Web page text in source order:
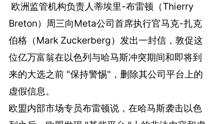
欧洲监管机构负责人蒂埃里-布雷顿（Thierry
Breton）周三向Meta公司首席执行官马克-扎克
伯格（Mark Zuckerberg）发出一封信，敦促这
位亿万富翁在以色列与哈马斯冲突期间和即将到
来的大选之前 "保持警惕"，删除其公司平台上的
虚假信息。
欧盟内部市场专员布雷顿说，在哈马斯袭击以色